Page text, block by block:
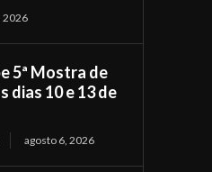
2026
5ª Mostra de
dias 10 e 13 de
agosto 6, 2026